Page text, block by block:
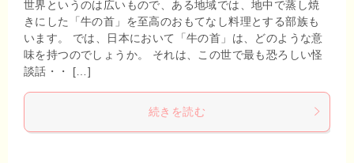
世界というのは広いもので、ある地域では、地中で蒸し焼
きにした「牛の首」を至高のおもてなし料理とする部族も
います。 では、日本において「牛の首」は、どのような意
味を持つのでしょうか。 それは、この世で最も恐ろしい怪
談話・・ […]
続きを読む